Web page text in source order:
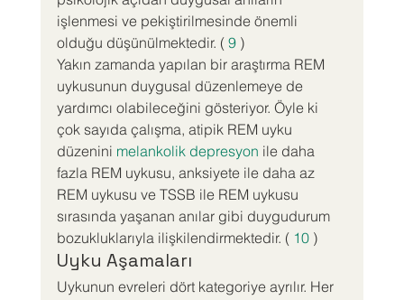
işlenmesi ve pekiştirilmesinde önemli
olduğu düşünülmektedir. ( 9 )
Yakın zamanda yapılan bir araştırma REM
uykusunun duygusal düzenlemeye de
yardımcı olabileceğini gösteriyor. Öyle ki
çok sayıda çalışma, atipik REM uyku
düzenini melankolik depresyon ile daha
fazla REM uykusu, anksiyete ile daha az
REM uykusu ve TSSB ile REM uykusu
sırasında yaşanan anılar gibi duygudurum
bozukluklarıyla ilişkilendirmektedir. ( 10 )
Uyku Aşamaları
Uykunun evreleri dört kategoriye ayrılır. Her